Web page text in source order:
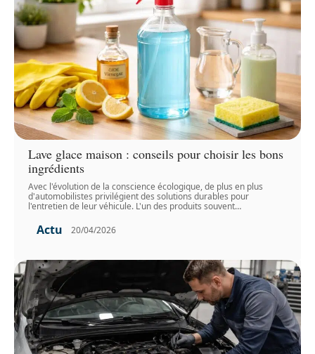
Lave glace maison : conseils pour choisir les bons
ingrédients
Avec l'évolution de la conscience écologique, de plus en plus
d'automobilistes privilégient des solutions durables pour
l'entretien de leur véhicule. L'un des produits souvent…
Actu 20/04/2026